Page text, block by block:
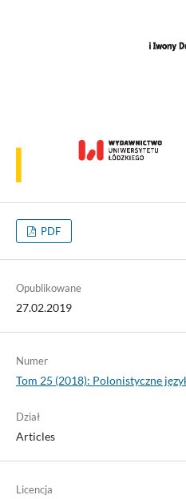
PDF
Opublikowane
27.02.2019
Numer
Tom 25 (2018): Polonistyczne
Dział
Articles
Licencja